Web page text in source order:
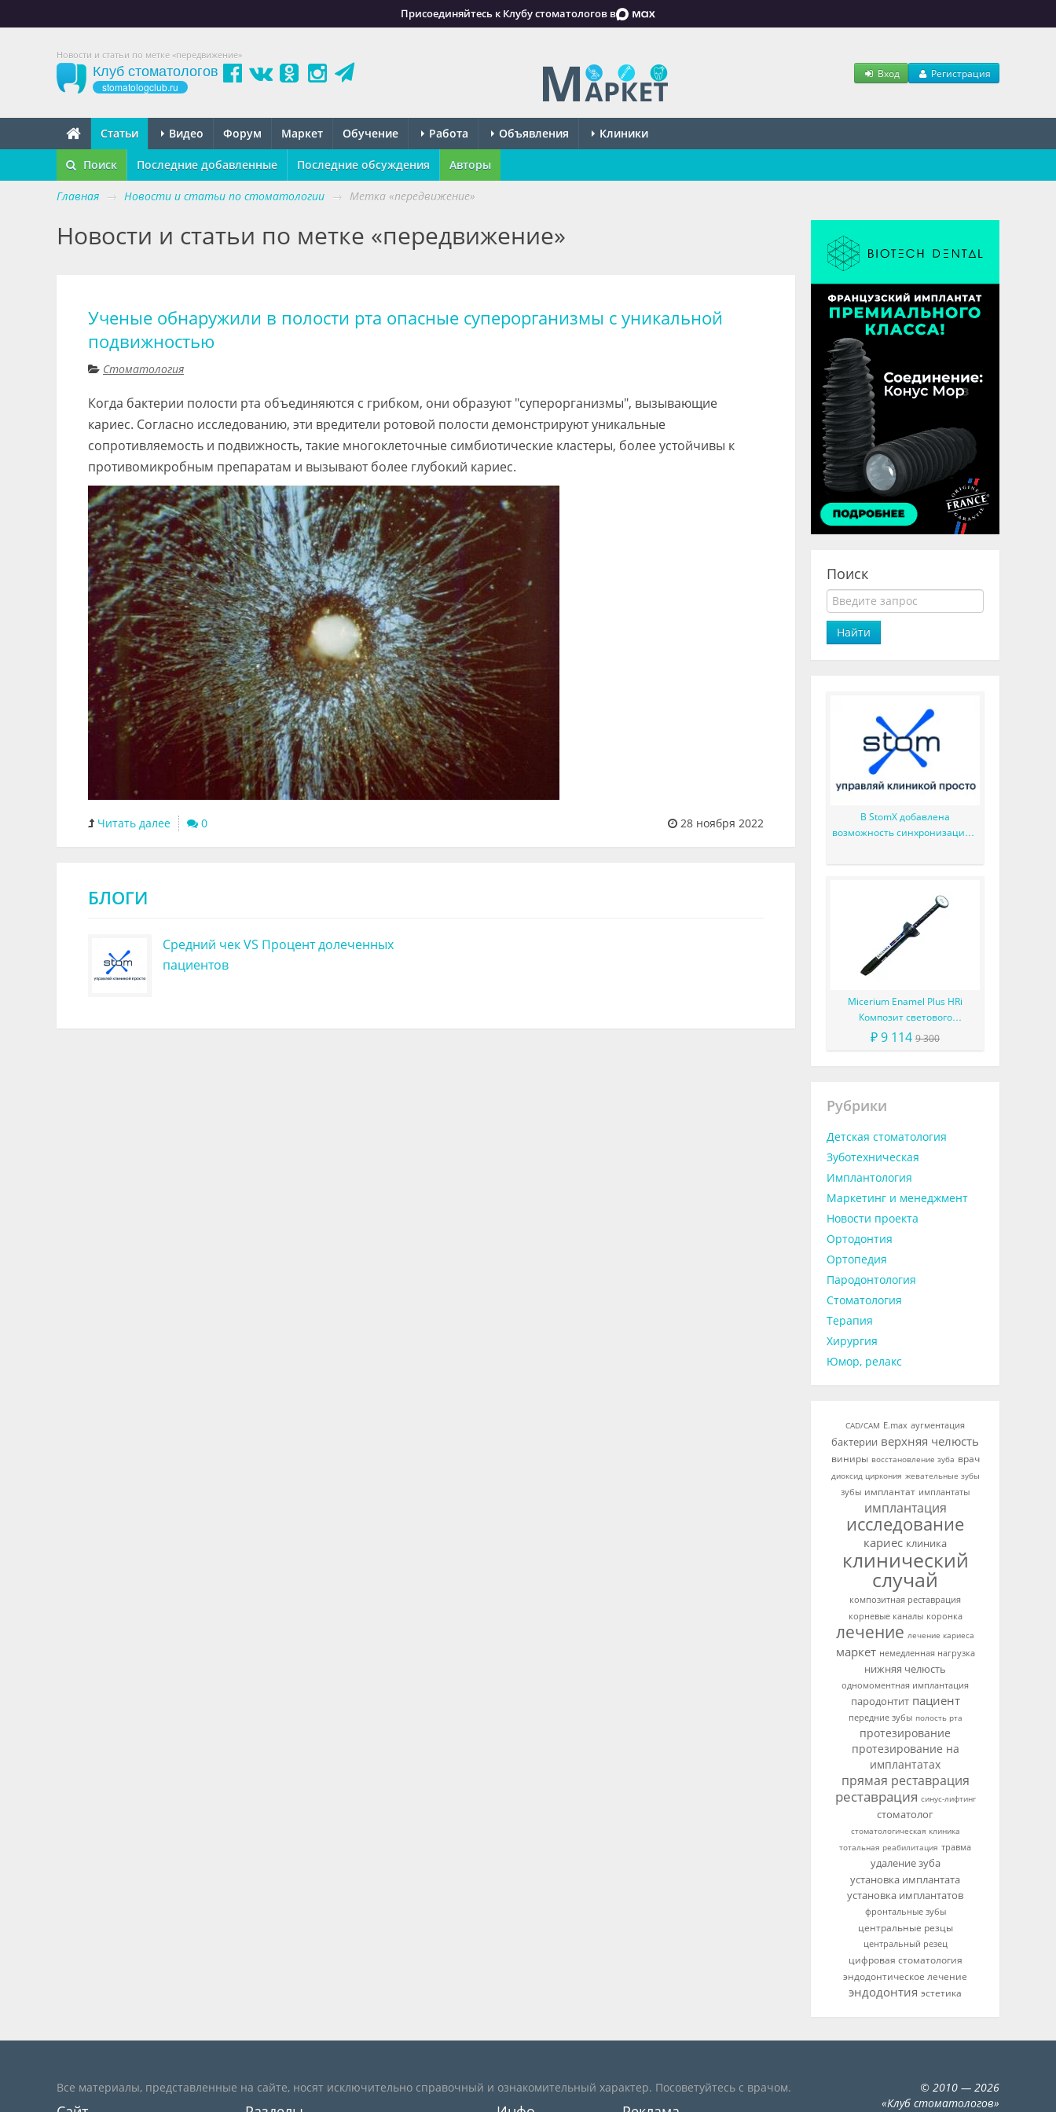
Присоединяйтесь к Клубу стоматологов в
Новости и статьи по метке «передвижение»
Клуб стоматологов
stomatologclub.ru
Вход Регистрация
Статьи Видео Форум Маркет Обучение Работа Объявления Клиники
Поиск Последние добавленные Последние обсуждения Авторы
Главная → Новости и статьи по стоматологии → Метка «передвижение»
Новости и статьи по метке «передвижение»
Ученые обнаружили в полости рта опасные суперорганизмы с уникальной
подвижностью
Стоматология
Когда бактерии полости рта объединяются с грибком, они образуют "суперорганизмы", вызывающие
кариес. Согласно исследованию, эти вредители ротовой полости демонстрируют уникальные
сопротивляемость и подвижность, такие многоклеточные симбиотические кластеры, более устойчивы к
противомикробным препаратам и вызывают более глубокий кариес.
Читать далее 0 28 ноября 2022
БЛОГИ
Средний чек VS Процент долеченных
пациентов
Поиск
Найти
В StomX добавлена
возможность синхронизации с
Micerium Enamel Plus HRi
Композит светового
отверждения в шприце
₽ 9 114 9 300
Рубрики
Детская стоматология
Зуботехническая
Имплантология
Маркетинг и менеджмент
Новости проекта
Ортодонтия
Ортопедия
Пародонтология
Стоматология
Терапия
Хирургия
Юмор, релакс
CAD/CAM E.max аугментация
бактерии верхняя челюсть
виниры восстановление зуба врач
диоксид циркония жевательные зубы
зубы имплантат имплантаты
имплантация
исследование
кариес клиника
клинический
случай
композитная реставрация
корневые каналы коронка
лечение лечение кариеса
маркет немедленная нагрузка
нижняя челюсть
одномоментная имплантация
пародонтит пациент
передние зубы полость рта
протезирование
протезирование на
имплантатах
прямая реставрация
реставрация синус-лифтинг
стоматолог
стоматологическая клиника
тотальная реабилитация травма
удаление зуба
установка имплантата
установка имплантатов
фронтальные зубы
центральные резцы
центральный резец
цифровая стоматология
эндодонтическое лечение
эндодонтия эстетика
Все материалы, представленные на сайте, носят исключительно справочный и ознакомительный характер. Посоветуйтесь с врачом. © 2010 — 2026
«Клуб стоматологов»